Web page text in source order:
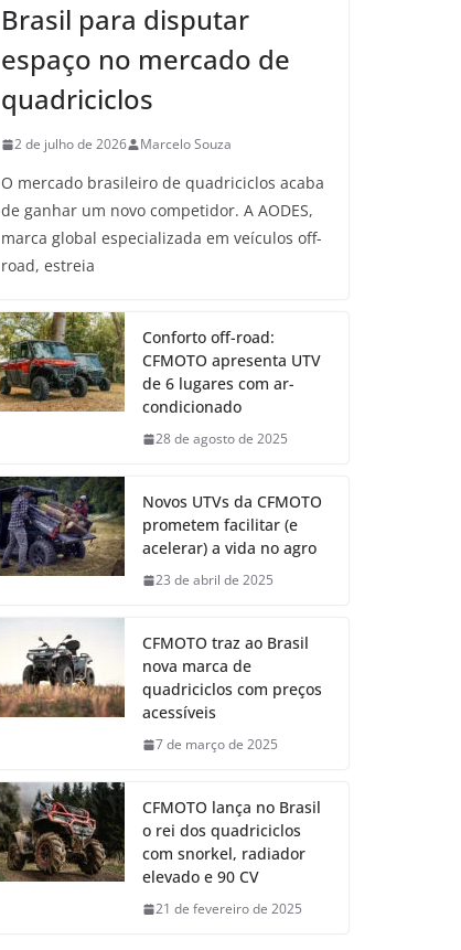
Brasil para disputar
espaço no mercado de
quadriciclos
2 de julho de 2026 Marcelo Souza
O mercado brasileiro de quadriciclos acaba
de ganhar um novo competidor. A AODES,
marca global especializada em veículos off-
road, estreia
Conforto off-road:
CFMOTO apresenta UTV
de 6 lugares com ar-
condicionado
28 de agosto de 2025
Novos UTVs da CFMOTO
prometem facilitar (e
acelerar) a vida no agro
23 de abril de 2025
CFMOTO traz ao Brasil
nova marca de
quadriciclos com preços
acessíveis
7 de março de 2025
CFMOTO lança no Brasil
o rei dos quadriciclos
com snorkel, radiador
elevado e 90 CV
21 de fevereiro de 2025